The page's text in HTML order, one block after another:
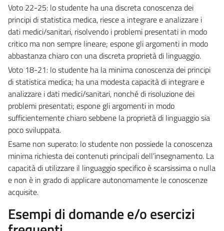
Voto 22-25: lo studente ha una discreta conoscenza dei
principi di statistica medica, riesce a integrare e analizzare i
dati medici/sanitari, risolvendo i problemi presentati in modo
critico ma non sempre lineare; espone gli argomenti in modo
abbastanza chiaro con una discreta proprietà di linguaggio.
Voto 18-21: lo studente ha la minima conoscenza dei principi
di statistica medica; ha una modesta capacità di integrare e
analizzare i dati medici/sanitari, nonché di risoluzione dei
problemi presentati; espone gli argomenti in modo
sufficientemente chiaro sebbene la proprietà di linguaggio sia
poco sviluppata.
Esame non superato: lo studente non possiede la conoscenza
minima richiesta dei contenuti principali dell’insegnamento. La
capacità di utilizzare il linguaggio specifico è scarsissima o nulla
e non è in grado di applicare autonomamente le conoscenze
acquisite.
Esempi di domande e/o esercizi